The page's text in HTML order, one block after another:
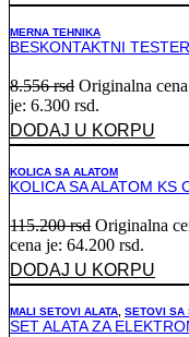
MERNA TEHNIKA
BESKONTAKTNI
8.556rsd Originalna
je: 6.300 rsd.
DODAJ U KORPU
KOLICA SA ALATOM
KOLICA SA ALATOM KS
115.200rsd Originalna
cena je: 64.200 rsd.
DODAJ U KORPU
MALI SETOVI ALATA SETOVI SA
SET ALATA ZA